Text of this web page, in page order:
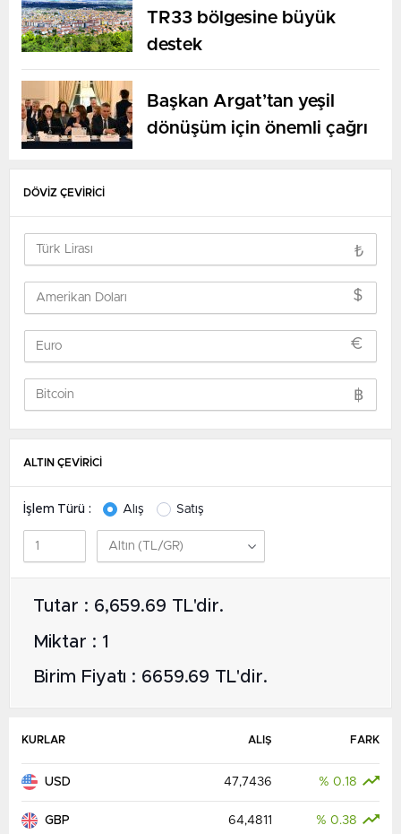
TR33 bölgesine büyük
destek
Başkan Argat’tan yeşil
dönüşüm için önemli çağrı
DÖVİZ ÇEVİRİCİ
₺
$
€
฿
ALTIN ÇEVİRİCİ
İşlem Türü : Alış Satış
Tutar : 6,659.69 TL'dir.
Miktar : 1
Birim Fiyatı : 6659.69 TL'dir.
KURLAR ALIŞ FARK
USD 47,7436 % 0.18
GBP 64,4811 % 0.38